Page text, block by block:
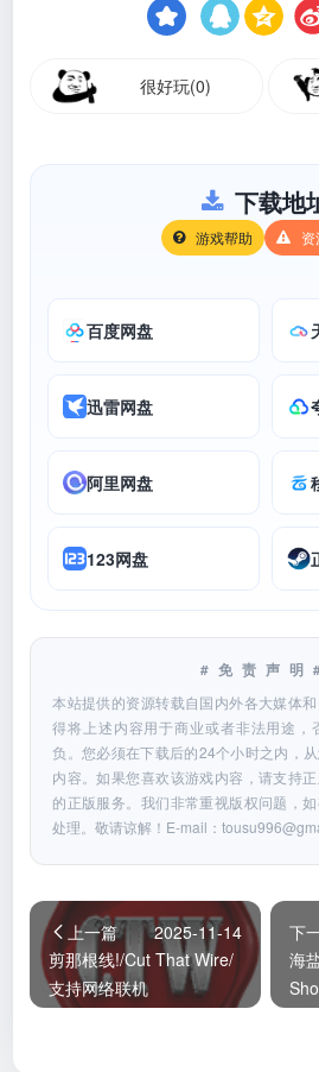
很好玩(0)
下载地
游戏帮助
百度网盘
迅雷网盘
阿里网盘
123网盘
#免责声明
本站提供的资源转载自国内外各大媒体
得将上述内容用于商业或者非法用途，
负。您必须在下载后的24个小时之内，
内容。如果您喜欢该游戏内容，请支持
的正版服务。我们非常重视版权问题，
处理。敬请谅解！E-mail：
上一篇
2025-11-14
剪那根线!/Cut That Wire/
支持网络联机
下
海